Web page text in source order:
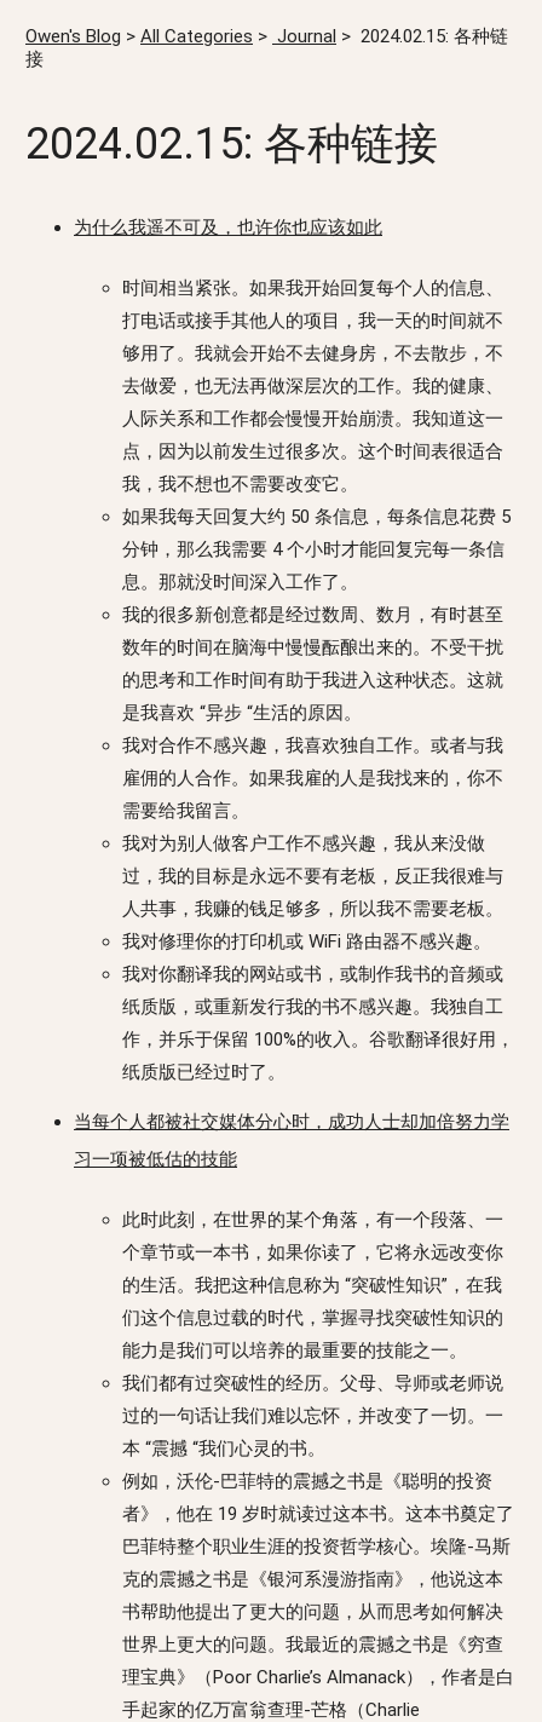
Owen's Blog > All Categories > Journal > 2024.02.15: 各种链
接
2024.02.15: 各种链接
为什么我遥不可及，也许你也应该如此
时间相当紧张。如果我开始回复每个人的信息、
打电话或接手其他人的项目，我一天的时间就不
够用了。我就会开始不去健身房，不去散步，不
去做爱，也无法再做深层次的工作。我的健康、
人际关系和工作都会慢慢开始崩溃。我知道这一
点，因为以前发生过很多次。这个时间表很适合
我，我不想也不需要改变它。
如果我每天回复大约 50 条信息，每条信息花费 5
分钟，那么我需要 4 个小时才能回复完每一条信
息。那就没时间深入工作了。
我的很多新创意都是经过数周、数月，有时甚至
数年的时间在脑海中慢慢酝酿出来的。不受干扰
的思考和工作时间有助于我进入这种状态。这就
是我喜欢 “异步 “生活的原因。
我对合作不感兴趣，我喜欢独自工作。或者与我
雇佣的人合作。如果我雇的人是我找来的，你不
需要给我留言。
我对为别人做客户工作不感兴趣，我从来没做
过，我的目标是永远不要有老板，反正我很难与
人共事，我赚的钱足够多，所以我不需要老板。
我对修理你的打印机或 WiFi 路由器不感兴趣。
我对你翻译我的网站或书，或制作我书的音频或
纸质版，或重新发行我的书不感兴趣。我独自工
作，并乐于保留 100%的收入。谷歌翻译很好用，
纸质版已经过时了。
当每个人都被社交媒体分心时，成功人士却加倍努力学
习一项被低估的技能
此时此刻，在世界的某个角落，有一个段落、一
个章节或一本书，如果你读了，它将永远改变你
的生活。我把这种信息称为 “突破性知识”，在我
们这个信息过载的时代，掌握寻找突破性知识的
能力是我们可以培养的最重要的技能之一。
我们都有过突破性的经历。父母、导师或老师说
过的一句话让我们难以忘怀，并改变了一切。一
本 “震撼 “我们心灵的书。
例如，沃伦-巴菲特的震撼之书是《聪明的投资
者》，他在 19 岁时就读过这本书。这本书奠定了
巴菲特整个职业生涯的投资哲学核心。埃隆-马斯
克的震撼之书是《银河系漫游指南》，他说这本
书帮助他提出了更大的问题，从而思考如何解决
世界上更大的问题。我最近的震撼之书是《穷查
理宝典》（Poor Charlie’s Almanack），作者是白
手起家的亿万富翁查理-芒格（Charlie